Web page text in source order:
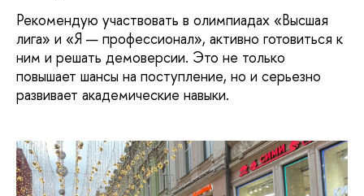
Рекомендую участвовать в олимпиадах «Высшая
лига» и «Я — профессионал», активно готовиться к
ним и решать демоверсии. Это не только
повышает шансы на поступление, но и серьезно
развивает академические навыки.